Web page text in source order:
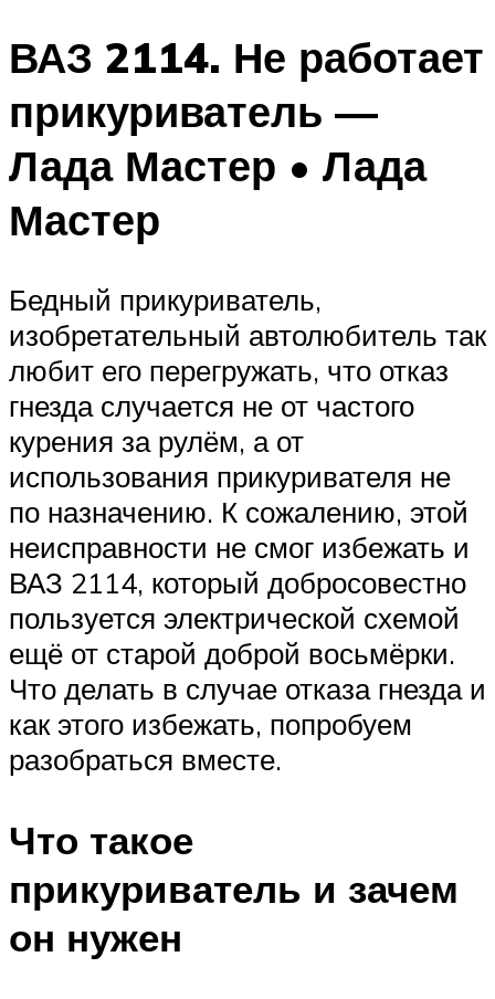
ВАЗ 2114. Не работает
прикуриватель —
Лада Мастер • Лада
Мастер
Бедный прикуриватель,
изобретательный автолюбитель так
любит его перегружать, что отказ
гнезда случается не от частого
курения за рулём, а от
использования прикуривателя не
по назначению. К сожалению, этой
неисправности не смог избежать и
ВАЗ 2114, который добросовестно
пользуется электрической схемой
ещё от старой доброй восьмёрки.
Что делать в случае отказа гнезда и
как этого избежать, попробуем
разобраться вместе.
Что такое
прикуриватель и зачем
он нужен